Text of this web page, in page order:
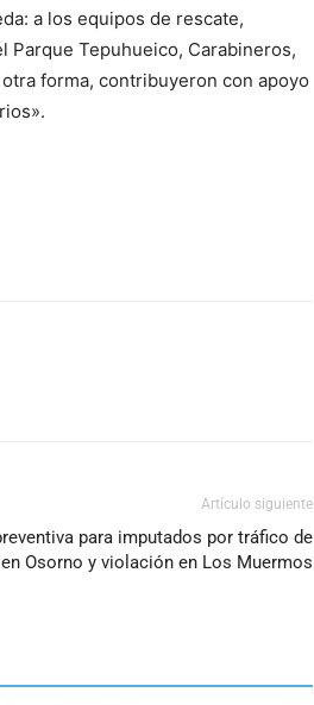
a los equipos de rescate,
Parque Tepuhueico, Carabineros,
forma, contribuyeron con apoyo
Artículo siguiente
para imputados por tráfico de
Osorno y violación en Los Muermos